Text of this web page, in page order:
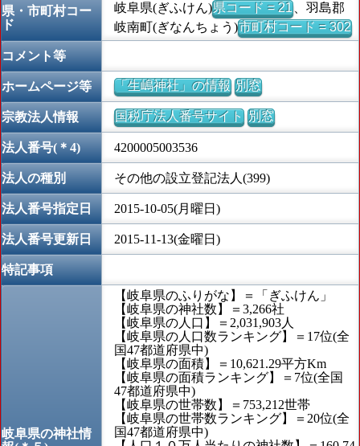
県・市町村コー
ド
岐阜県(ぎふけん)県コード = 21、羽島郡
岐南町(ぎなんちょう)市町村コード = 302
コメント等
ホームページ等 「生嶋神社」の情報 別窓
宗教法人情報 国税庁法人番号サイト 別窓
法人番号(＊4) 4200005003536
法人の種別 その他の設立登記法人(399)
法人番号指定日 2015-10-05(月曜日)
法人番号更新日 2015-11-13(金曜日)
特記事項
岐阜県の神社情
【岐阜県のふりがな】＝「ぎふけん」
【岐阜県の神社数】＝3,266社
【岐阜県の人口】＝2,031,903人
【岐阜県の人口数ランキング】＝17位(全
国47都道府県中)
【岐阜県の面積】＝10,621.29平方Km
【岐阜県の面積ランキング】＝7位(全国
47都道府県中)
【岐阜県の世帯数】＝753,212世帯
【岐阜県の世帯数ランキング】＝20位(全
国47都道府県中)